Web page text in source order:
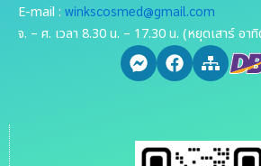
E-mail : winkscosmed@gmail.com
จ. – ศ. เวลา 8.30 น. – 17.30 น. (หยุดเสาร์ อา